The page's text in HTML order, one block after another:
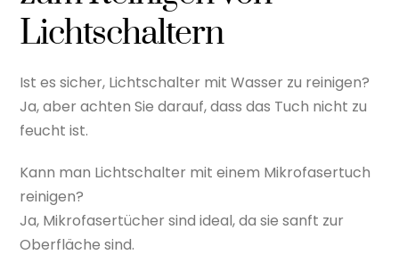
Lichtschaltern
Ist es sicher, Lichtschalter mit Wasser zu reinigen?
Ja, aber achten Sie darauf, dass das Tuch nicht zu
feucht ist.
Kann man Lichtschalter mit einem Mikrofasertuch
reinigen?
Ja, Mikrofasertücher sind ideal, da sie sanft zur
Oberfläche sind.